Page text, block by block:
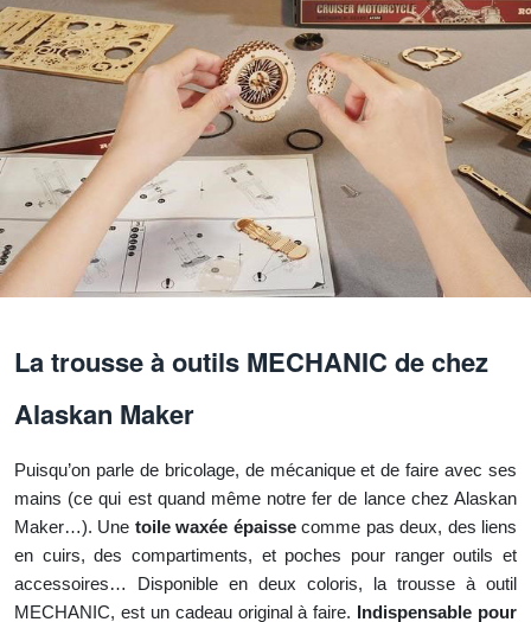
La trousse à outils MECHANIC de chez
Alaskan Maker
Puisqu’on parle de bricolage, de mécanique et de faire avec ses
mains (ce qui est quand même notre fer de lance chez Alaskan
Maker…). Une toile waxée épaissecomme pas deux, des liens
en cuirs, des compartiments, et poches pour ranger outils et
accessoires… Disponible en deux coloris, la trousse à outil
MECHANIC, est un cadeau original à faire. Indispensable pour